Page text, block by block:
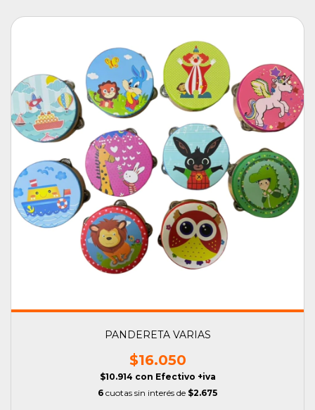
PANDERETA VARIAS
$16.050
$10.914 con Efectivo +iva
6 cuotas sin interés de $2.675